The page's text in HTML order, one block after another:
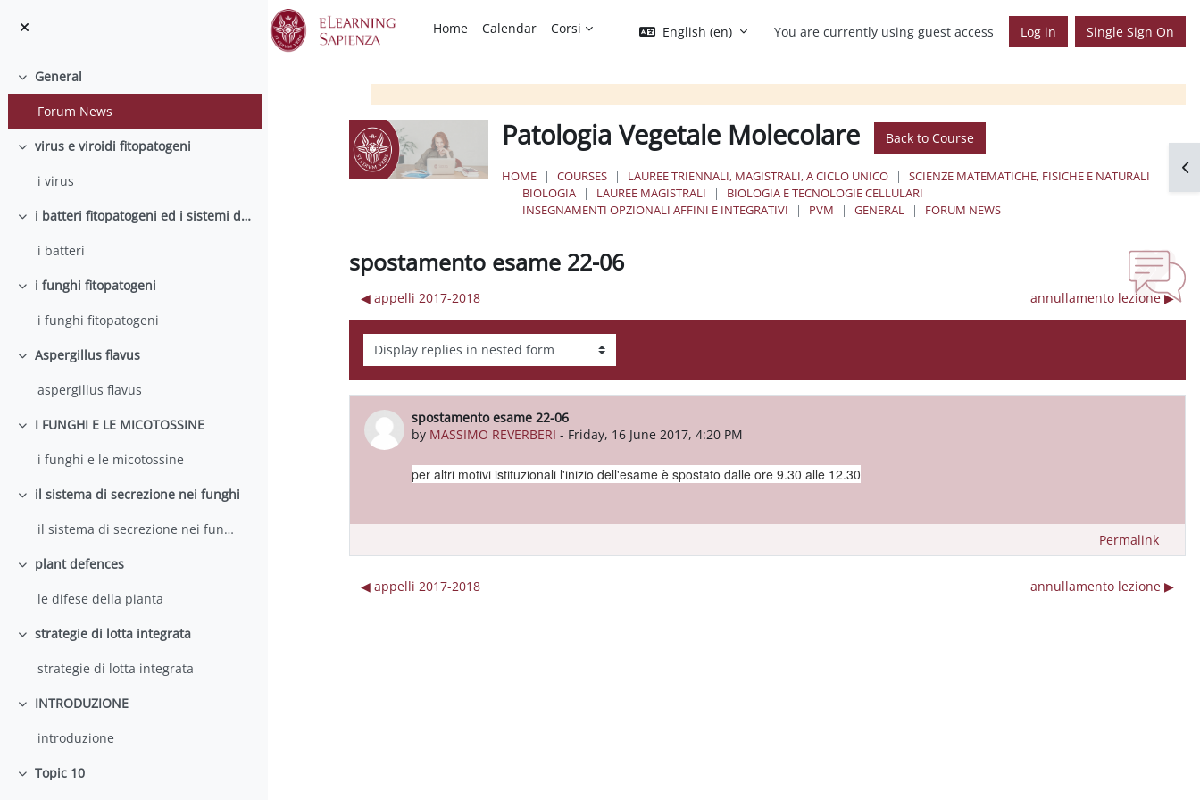
Home
Calendar Corsi English ‎(en)‎ You are currently using guest access Log in Single Sign On
Collapse
General
Forum News
Collapse
virus e viroidi fitopatogeni
i virus
Collapse i batteri fitopatogeni ed i sistemi di secrezione
i batteri
Collapse
i funghi fitopatogeni
i funghi fitopatogeni
Collapse
Aspergillus flavus
aspergillus flavus
Collapse
I FUNGHI E LE MICOTOSSINE
i funghi e le micotossine
Collapse
il sistema di secrezione nei funghi
il sistema di secrezione nei funghi
Collapse
plant defences
le difese della pianta
Collapse
strategie di lotta integrata
strategie di lotta integrata
Collapse
INTRODUZIONE
introduzione
Collapse
Topic 10
Patologia Vegetale Molecolare Back to Course
HOME COURSES LAUREE TRIENNALI, MAGISTRALI, A CICLO UNICO
SCIENZE MATEMATICHE, FISICHE E NATURALI
BIOLOGIA
LAUREE MAGISTRALI
BIOLOGIA E TECNOLOGIE CELLULARI
INSEGNAMENTI OPZIONALI AFFINI E INTEGRATIVI
PVM GENERAL FORUM NEWS
spostamento esame 22-06
◀︎ appelli 2017-2018 annullamento lezione ▶︎
Display mode
spostamento esame 22-06
by MASSIMO REVERBERI - Friday, 16 June 2017, 4:20 PM
Number of replies: 0
per altri motivi istituzionali l'inizio dell'esame è spostato dalle ore 9.30 alle 12.30
Permalink
◀︎ appelli 2017-2018 annullamento lezione ▶︎